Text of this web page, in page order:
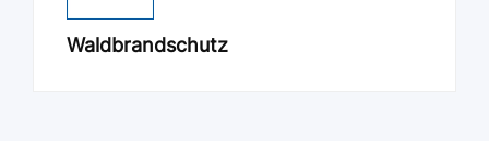
Waldbrandschutz